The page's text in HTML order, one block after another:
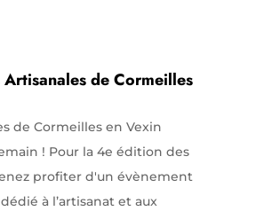
Artisanales de Cormeilles
de Cormeilles en Vexin
! Pour la 4e édition des
profiter d'un évènement
à l’artisanat et aux